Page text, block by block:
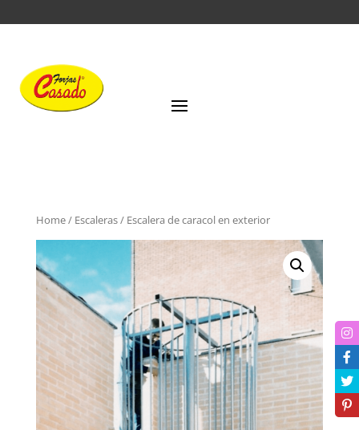
Home/ Escaleras/ Escalera de caracol en exterior